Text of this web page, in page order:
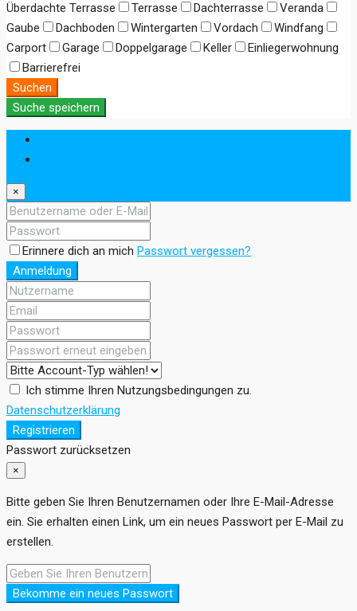
Überdachte Terrasse
Terrasse Dachterrasse
Veranda
Gaube
Dachboden Wintergarten Vordach
Windfang
Carport
Garage Doppelgarage Keller
Einliegerwohnung
Barrierefrei
Suchen
Suche speichern
×
Erinnere dich an mich Passwort vergessen?
Anmeldung
Ich stimme Ihren Nutzungsbedingungen zu.
Datenschutzerklärung
Registrieren
Passwort zurücksetzen
×
Bitte geben Sie Ihren Benutzernamen oder Ihre E-Mail-Adresse
ein. Sie erhalten einen Link, um ein neues Passwort per E-Mail zu
erstellen.
Bekomme ein neues Passwort